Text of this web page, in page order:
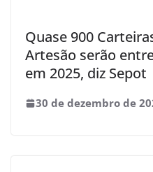
Quase 900
Artesão serão
em 2025, diz Sepot
30 de dezembro de